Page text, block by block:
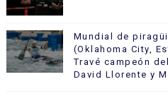
Mundial de
(Oklahoma City,
Travé campeón
David Llorente y